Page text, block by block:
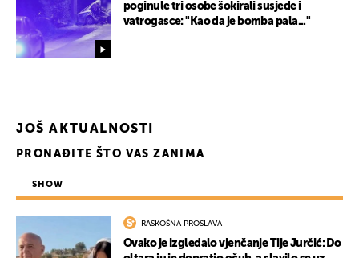
poginule tri osobe šokirali susjede i
vatrogasce: "Kao da je bomba pala..."
JOŠ AKTUALNOSTI
PRONAĐITE ŠTO VAS ZANIMA
SHOW
RASKOŠNA PROSLAVA
Ovako je izgledalo vjenčanje Tije Jurčić: Do